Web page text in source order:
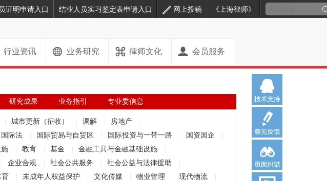
证明申请入口 结业人员实习鉴定表申请入口 网上投稿 《上海律师》
行业资讯 业务研究 律师文化 会员服务
研究成果 业务指引
专业委信息
城市更新（征收） 调解 房地产
国际法 国际贸易与自贸区 国际投资与一带一路 国资国企
教育 基金 金融工具与金融基础设施
企业合规 社会公共服务 社会公益与法律援助
育 未成年人权益保护 文化传媒 物业管理 现代物流